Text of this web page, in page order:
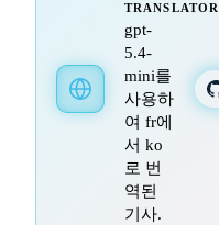
TRANSLATOR
gpt-
5.4-
mini를
사용하
여 fr에
서 ko
로 번
역된
기사.